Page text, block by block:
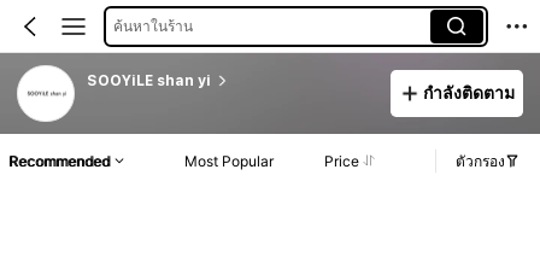
ค้นหาในร้าน
SOOYiLE shan yi
กำลังติดตาม
Recommended Most Popular Price ตัวกรอง